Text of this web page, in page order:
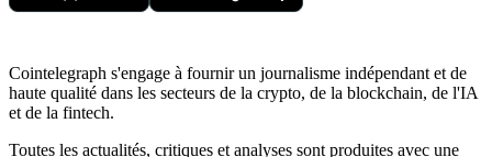
Cointelegraph s'engage à fournir un journalisme indépendant et de
haute qualité dans les secteurs de la crypto, de la blockchain, de l'IA
et de la fintech.
Toutes les actualités, critiques et analyses sont produites avec une